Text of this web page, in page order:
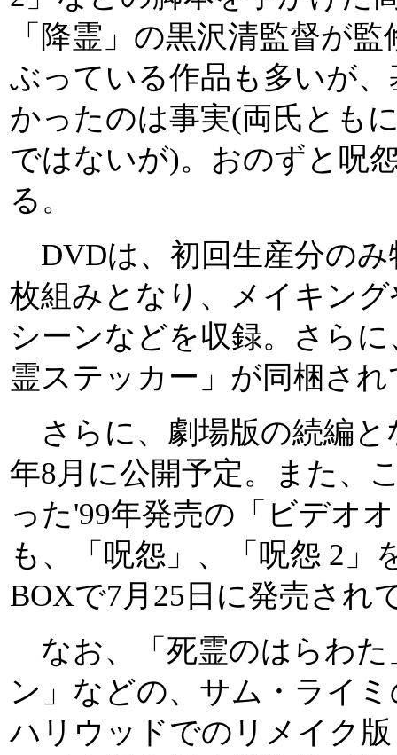
「降霊」の黒沢清監督が
ぶっている作品も多いが
かったのは事実(両氏とも
ではないが)。おのずと呪
る。
DVDは、初回生産分のみ
枚組みとなり、メイキン
シーンなどを収録。さら
霊ステッカー」が同梱さ
さらに、劇場版の続編と
年8月に公開予定。また、
った'99年発売の「ビデオ
も、「呪怨」、「呪怨 2」
BOXで7月25日に発売され
なお、「死霊のはらわた
ン」などの、サム・ライ
ハリウッドでのリメイク